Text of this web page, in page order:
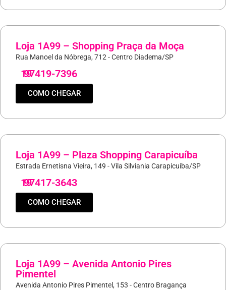
Loja 1A99 – Shopping Praça da Moça
Rua Manoel da Nóbrega, 712 - Centro Diadema/SP
19
97419-7396
COMO CHEGAR
Loja 1A99 – Plaza Shopping Carapicuíba
Estrada Ernetisna Vieira, 149 - Vila Silviania Carapicuíba/SP
19
97417-3643
COMO CHEGAR
Loja 1A99 – Avenida Antonio Pires
Pimentel
Avenida Antonio Pires Pimentel, 153 - Centro Bragança